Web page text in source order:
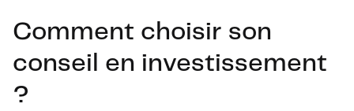
Comment choisir son
conseil en investissement
?